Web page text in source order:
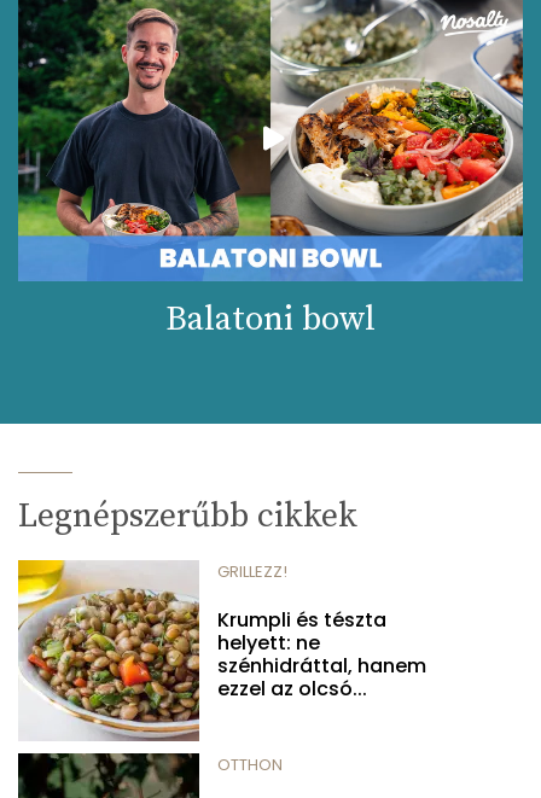
Balatoni bowl
Legnépszerűbb cikkek
GRILLEZZ!
Krumpli és tészta
helyett: ne
szénhidráttal, hanem
ezzel az olcsó...
OTTHON